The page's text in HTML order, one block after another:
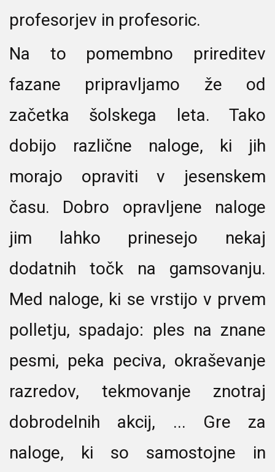
profesorjev in profesoric.
Na to pomembno prireditev
fazane pripravljamo že od
začetka šolskega leta. Tako
dobijo različne naloge, ki jih
morajo opraviti v jesenskem
času. Dobro opravljene naloge
jim lahko prinesejo nekaj
dodatnih točk na gamsovanju.
Med naloge, ki se vrstijo v prvem
polletju, spadajo: ples na znane
pesmi, peka peciva, okraševanje
razredov, tekmovanje znotraj
dobrodelnih akcij, ... Gre za
naloge, ki so samostojne in